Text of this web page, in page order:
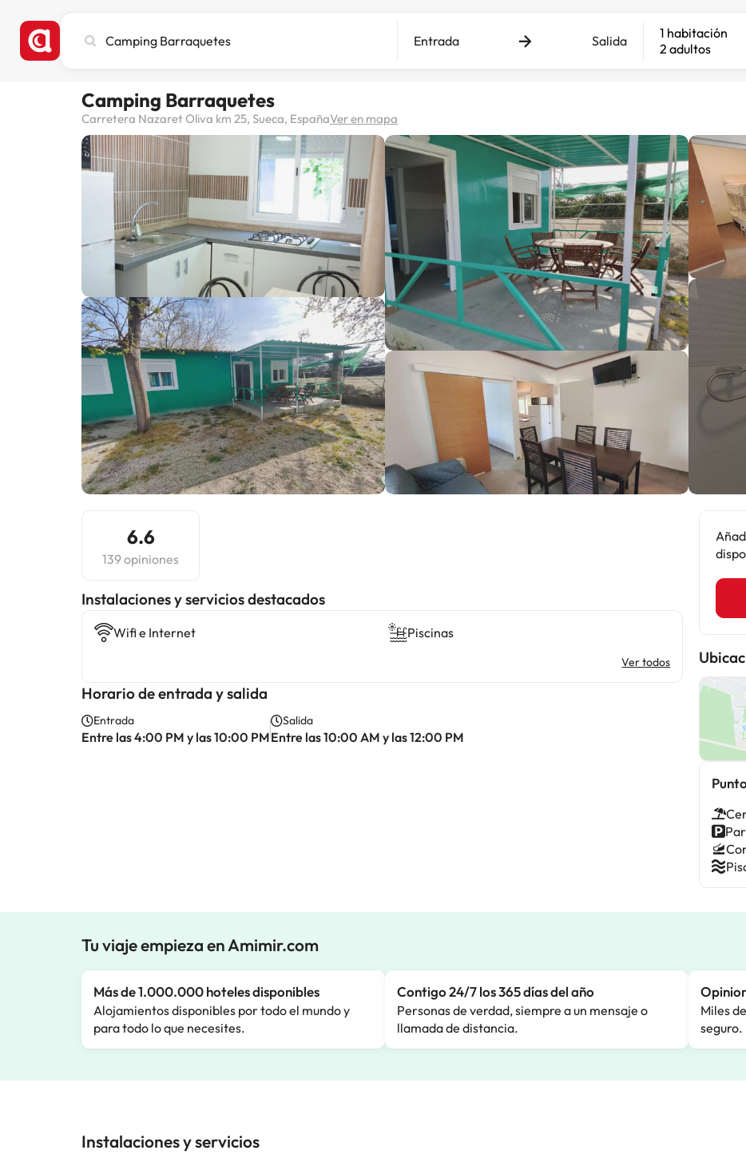
ciudad,
destino
Entrada Salida
1 habitación
2 adultos
Camping Barraquetes
Carretera Nazaret Oliva km 25, Sueca, EspañaVer en mapa
6.6
139 opiniones
Instalaciones y servicios destacados
Wifi e Internet Piscinas
Ver todos
Horario de entrada y salida
Entrada
Entre las 4:00 PM y las 10:00 PM
Salida
Entre las 10:00 AM y las 12:00 PM
Tu viaje empieza en Amimir.com
Más de 1.000.000 hoteles disponibles
Alojamientos disponibles por todo el mundo y
para todo lo que necesites.
Contigo 24/7 los 365 días del año
Personas de verdad, siempre a un mensaje o
llamada de distancia.
Miles
seguro.
Instalaciones y servicios